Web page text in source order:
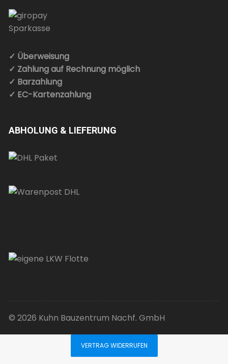
✓ Überweisung
✓ Zahlung auf Rechnung möglich
✓ Barzahlung
✓ EC-Kartenzahlung
ABHOLUNG & LIEFERUNG
© 2026 Kuhn Bauzentrum Nachf. GmbH
VERTRAG WIDERRUFEN